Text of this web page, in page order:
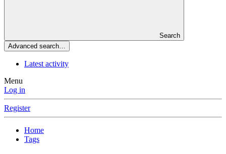
Search
Advanced search…
Latest activity
Menu
Log in
Register
Home
Tags